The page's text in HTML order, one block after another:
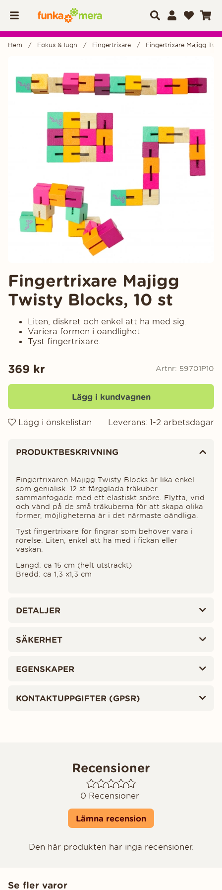
Hem Fokus & lugn Fingertrixare Fingertrixare Majigg
Fingertrixare Majigg
Twisty Blocks, 10 st
Liten, diskret och enkel att ha med sig.
Variera formen i oändlighet.
Tyst fingertrixare.
369 kr Artnr: 59701P10
Lägg i kundvagnen
Lägg i önskelistan Leverans: 1-2 arbetsdagar
PRODUKTBESKRIVNING
Fingertrixaren Majigg Twisty Blocks är lika enkel
som genialisk. 12 st färgglada träkuber
sammanfogade med ett elastiskt snöre. Flytta, vrid
och vänd på de små träkuberna för att skapa olika
former, möjligheterna är i det närmaste oändliga.
Tyst fingertrixare för fingrar som behöver vara i
rörelse. Liten, enkel att ha med i fickan eller
väskan.
Längd: ca 15 cm (helt utsträckt)
Bredd: ca 1,3 x1,3 cm
DETALJER
SÄKERHET
EGENSKAPER
KONTAKTUPPGIFTER (GPSR)
Recensioner
0 Recensioner
Lämna recension
Den här produkten har inga recensioner.
Se fler varor